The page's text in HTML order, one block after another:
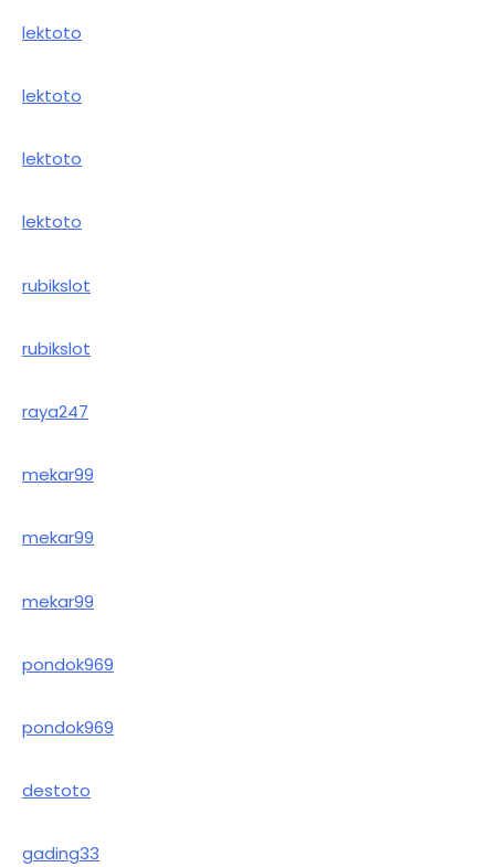
lektoto
lektoto
lektoto
lektoto
rubikslot
rubikslot
raya247
mekar99
mekar99
mekar99
pondok969
pondok969
destoto
gading33